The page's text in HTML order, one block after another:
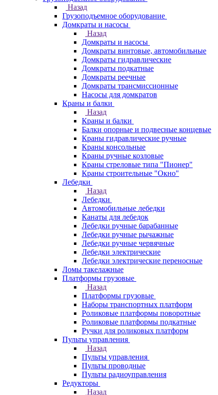
Назад
Грузоподъемное оборудование
Домкраты и насосы
Назад
Домкраты и насосы
Домкраты винтовые, автомобильные
Домкраты гидравлические
Домкраты подкатные
Домкраты реечные
Домкраты трансмиссионные
Насосы для домкратов
Краны и балки
Назад
Краны и балки
Балки опорные и подвесные концевые
Краны гидравлические ручные
Краны консольные
Краны ручные козловые
Краны стреловые типа "Пионер"
Краны строительные "Окно"
Лебедки
Назад
Лебедки
Автомобильные лебедки
Канаты для лебедок
Лебедки ручные барабанные
Лебедки ручные рычажные
Лебедки ручные червячные
Лебедки электрические
Лебедки электрические переносные
Ломы такелажные
Платформы грузовые
Назад
Платформы грузовые
Наборы транспортных платформ
Роликовые платформы поворотные
Роликовые платформы подкатные
Ручки для роликовых платформ
Пульты управления
Назад
Пульты управления
Пульты проводные
Пульты радиоуправления
Редукторы
Назад